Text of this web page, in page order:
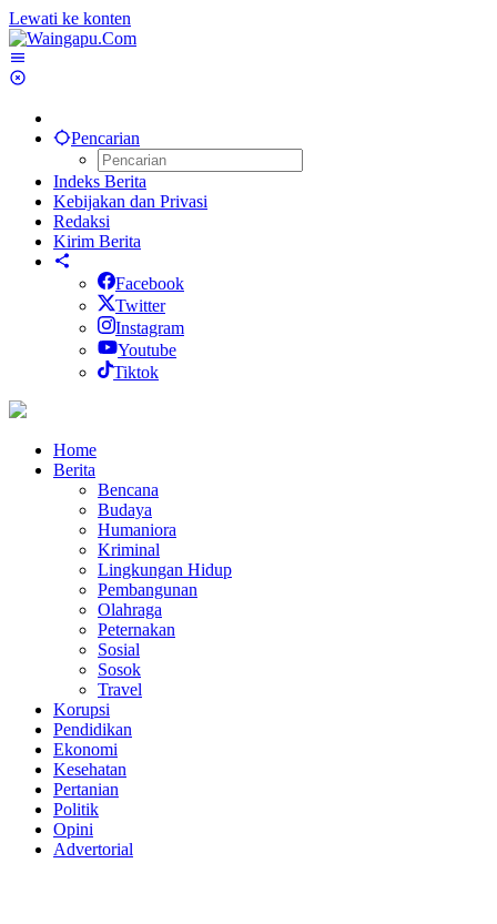
Lewati ke konten
Pencarian
Indeks Berita
Kebijakan dan Privasi
Redaksi
Kirim Berita
Facebook
Twitter
Instagram
Youtube
Tiktok
Home
Berita
Bencana
Budaya
Humaniora
Kriminal
Lingkungan Hidup
Pembangunan
Olahraga
Peternakan
Sosial
Sosok
Travel
Korupsi
Pendidikan
Ekonomi
Kesehatan
Pertanian
Politik
Opini
Advertorial